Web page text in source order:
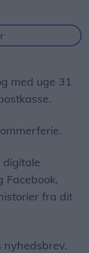
med uge 31
digitale
Facebook,
fra dit
nyhedsbrev.